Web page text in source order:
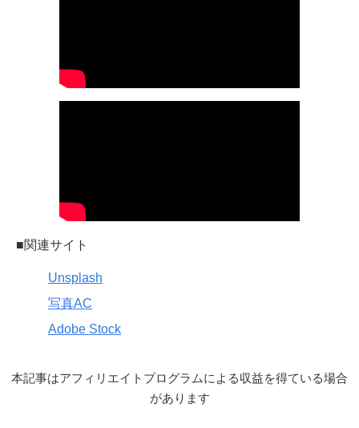
■関連サイト
Unsplash
写真AC
Adobe Stock
本記事はアフィリエイトプログラムによる収益を得ている場合
があります